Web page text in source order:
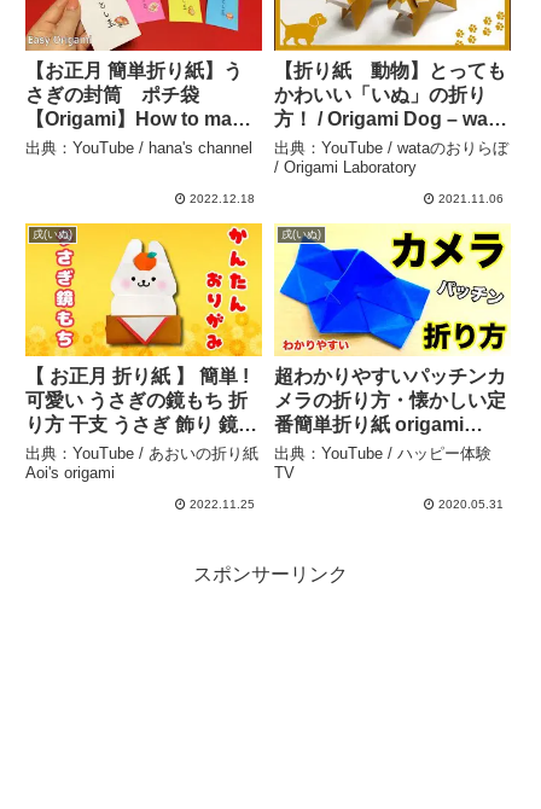
【お正月 簡単折り紙】う
さぎの封筒 ポチ袋
【Origami】How to make
Cute pochi bag 종이접
包 お年玉用 DIY
hana’s channel
出典：YouTube / hana's channel
2022.12.18
【折り紙 動物】とっても
かわいい「いぬ」の折り
方！ / Origami Dog – wata
のおりらぼ / Origami
Laboratory
出典：YouTube / wataのおりらぼ
/ Origami Laboratory
2021.11.06
戌(いぬ)
【 お正月 折り紙 】 簡単 !
可愛い うさぎの鏡もち 折
り方 干支 うさぎ 飾り 鏡餅
動物 Origami Rabbit
Kagami-mochi – あおいの
折り紙 Aoi’s origami
出典：YouTube / あおいの折り紙
Aoi's origami
2022.11.25
戌(いぬ)
超わかりやすいパッチンカ
メラの折り方・懐かしい定
番簡単折り紙 origami
camera – ハッピー体験TV
出典：YouTube / ハッピー体験
TV
2020.05.31
スポンサーリンク